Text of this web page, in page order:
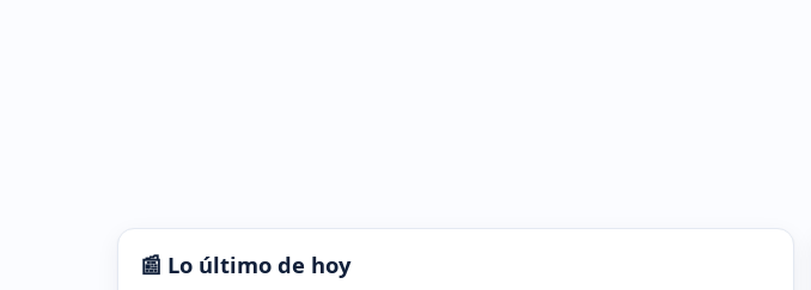
📰 Lo último de hoy